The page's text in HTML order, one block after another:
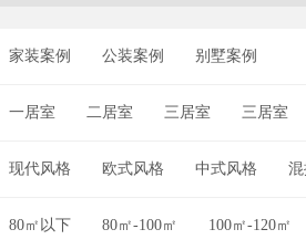
家装案例 公装案例 别墅案例
一居室 二居室 三居室 三居室
现代风格 欧式风格 中式风格
80㎡以下 80㎡-100㎡ 100㎡-120㎡